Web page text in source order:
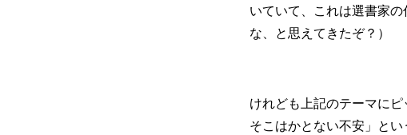
いていて、これは選書家
な、と思えてきたぞ？）
けれども上記のテーマに
そこはかとない不安」と